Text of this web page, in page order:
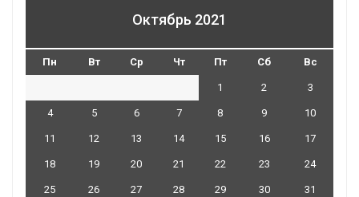
Октябрь 2021
Пн Вт Ср Чт Пт Сб Вс
1 2 3
4 5 6 7 8 9 10
11 12 13 14 15 16 17
18 19 20 21 22 23 24
25 26 27 28 29 30
31